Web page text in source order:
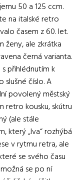
50 a 125 ccm.
na italské retro
časem z 60. let.
ženy, ale zkrátka
černá varianta.
s přihlédnutím k
slušné číslo. A
povolený městský
retro kousku, skútru
(ale stále
který „lva“ rozhýbá
v rytmu retra, ale
se svého času
se po ní